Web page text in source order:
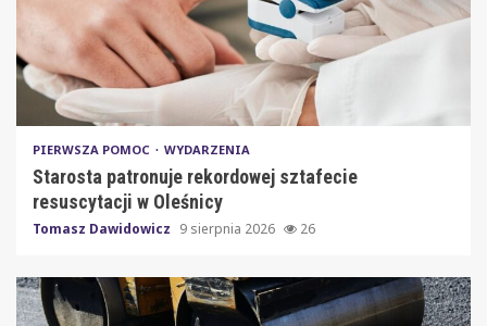
PIERWSZA POMOC WYDARZENIA
Starosta patronuje rekordowej sztafecie
resuscytacji w Oleśnicy
Tomasz Dawidowicz 9 sierpnia 2026 26